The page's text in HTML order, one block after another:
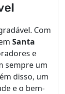
Com
Santa
e
sempre um
disso, um
e o bem-